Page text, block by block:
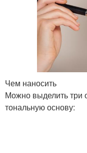
Чем наносить
Можно выделить три
тональную основу: